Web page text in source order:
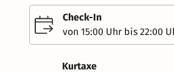
Check-In
von 15:00 Uhr bis 22:00
Kurtaxe